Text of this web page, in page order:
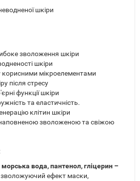
шкіри
зволоження шкіри
шкіри
корисними мікроелементами
після стресу
функції шкіри
та еластичність.
клітин шкіри
зволоженою та свіжою
вода, пантенол, гліцерин –
ефект маски,